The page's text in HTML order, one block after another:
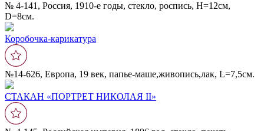
№ 4-141, Россия, 1910-е годы, стекло, роспись, Н=12см,
D=8см.
Коробочка-карикатура
№14-626, Европа, 19 век, папье-маше,живопись,лак, L=7,5см.
СТАКАН «ПОРТРЕТ НИКОЛАЯ II»